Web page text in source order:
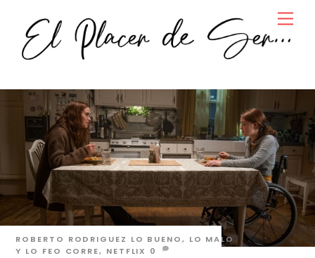
content
ROBERTO RODRIGUEZ LO BUENO, LO MALO
Y LO FEO CORRE, NETFLIX 0